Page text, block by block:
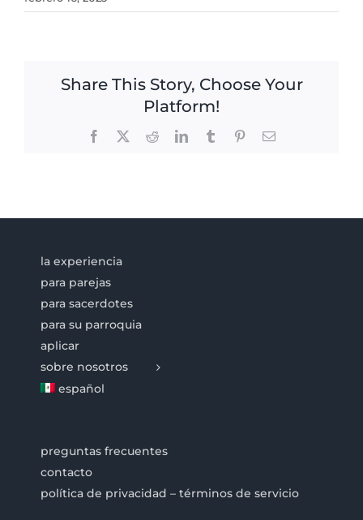
Share This Story, Choose Your
Platform!
Facebook RedditLinkedInTumblr PinterestEmail
la experiencia
para parejas
para sacerdotes
para su parroquia
aplicar
sobre nosotros
español
preguntas frecuentes
contacto
política de privacidad – términos de servicio